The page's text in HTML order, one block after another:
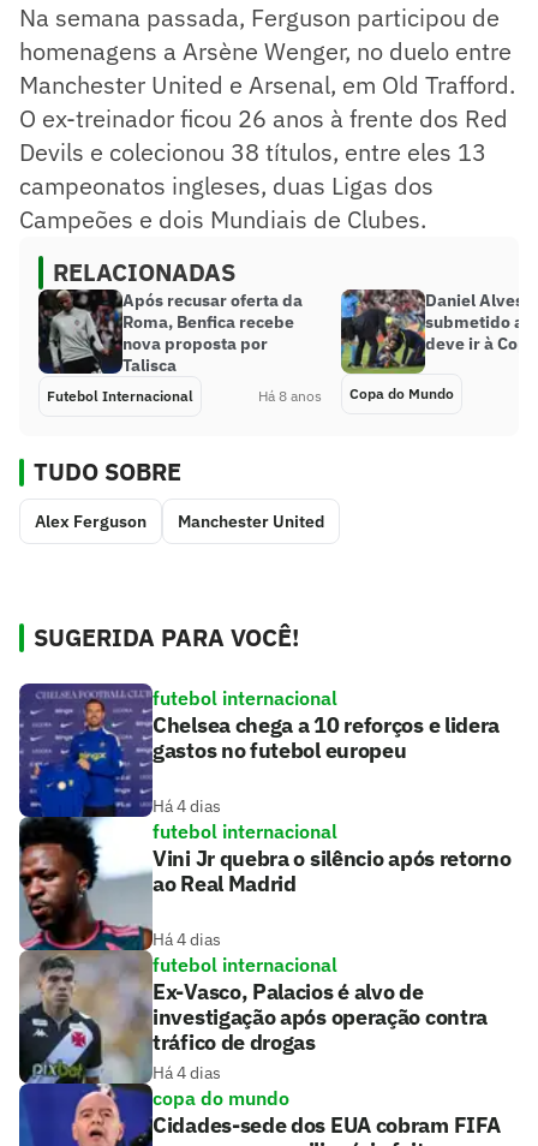
Na semana passada, Ferguson participou de
homenagens a Arsène Wenger, no duelo entre
Manchester United e Arsenal, em Old Trafford.
O ex-treinador ficou 26 anos à frente dos Red
Devils e colecionou 38 títulos, entre eles 13
campeonatos ingleses, duas Ligas dos
Campeões e dois Mundiais de Clubes.
RELACIONADAS
Após recusar oferta da
Roma, Benfica recebe
nova proposta por
Talisca
Futebol Internacional Há 8 anos
Daniel Alves
submetido a
deve ir à
Copa do Mundo
TUDO SOBRE
Alex Ferguson Manchester United
SUGERIDA PARA VOCÊ!
futebol internacional
Chelsea chega a 10 reforços e lidera
gastos no futebol europeu
Há 4 dias
futebol internacional
Vini Jr quebra o silêncio após retorno
ao Real Madrid
Há 4 dias
futebol internacional
Ex-Vasco, Palacios é alvo de
investigação após operação contra
tráfico de drogas
Há 4 dias
copa do mundo
Cidades-sede dos EUA cobram FIFA